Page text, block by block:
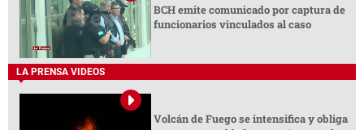
BCH emite comunicado por captura de
funcionarios vinculados al caso
LA PRENSA VIDEOS
Volcán de Fuego se intensifica y obliga